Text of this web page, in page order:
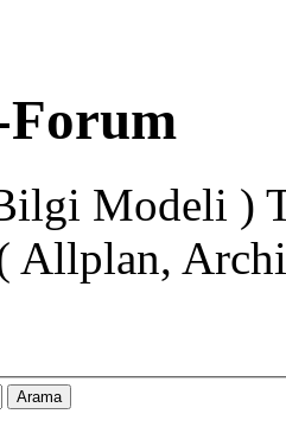
Modeli )
Allplan,